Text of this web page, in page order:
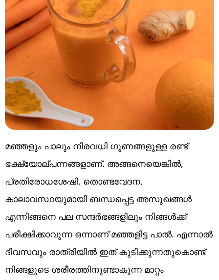
മഞ്ഞളും പാലും നിരവധി ​ഗുണങ്ങളുള്ള രണ്ട്
ഭക്ഷ്യോല്പന്നങ്ങളാണ്. അങ്ങനെയെങ്കിൽ,
പ്രതിരോധശേഷി, തൊണ്ടവേദന,
കാലാവസ്ഥയുമായി ബന്ധപ്പെട്ട അസുഖങ്ങൾ
എന്നിങ്ങനെ പല സന്ദർഭങ്ങളിലും നിങ്ങൾക്ക്
പരീക്ഷിക്കാവുന്ന ഒന്നാണ് മഞ്ഞളിട്ട പാൽ. എന്നാൽ
ദിവസവും രാത്രിയിൽ ഇത് കുടിക്കുന്നതുകൊണ്ട്
നിങ്ങളുടെ ശരീരത്തിനുണ്ടാകുന്ന മാറ്റം